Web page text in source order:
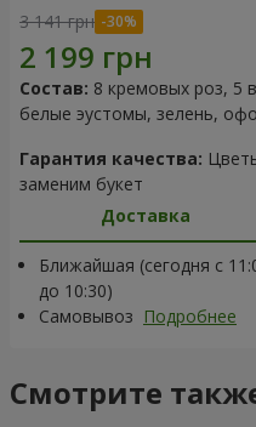
3 141 грн
Состав: 8 кремовых роз, 5
белые эустомы, зелень,
Гарантия качества:
заменим букет
Доставка
Ближайшая (сегодня с
до 10:30)
Самовывоз Подробнее
Смотрите